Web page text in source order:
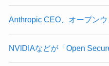
Anthropic CEO、オープン
NVIDIAなどが「Open